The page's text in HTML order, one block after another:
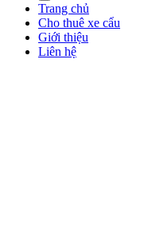
Trang chủ
Cho thuê xe cẩu
Giới thiệu
Liên hệ